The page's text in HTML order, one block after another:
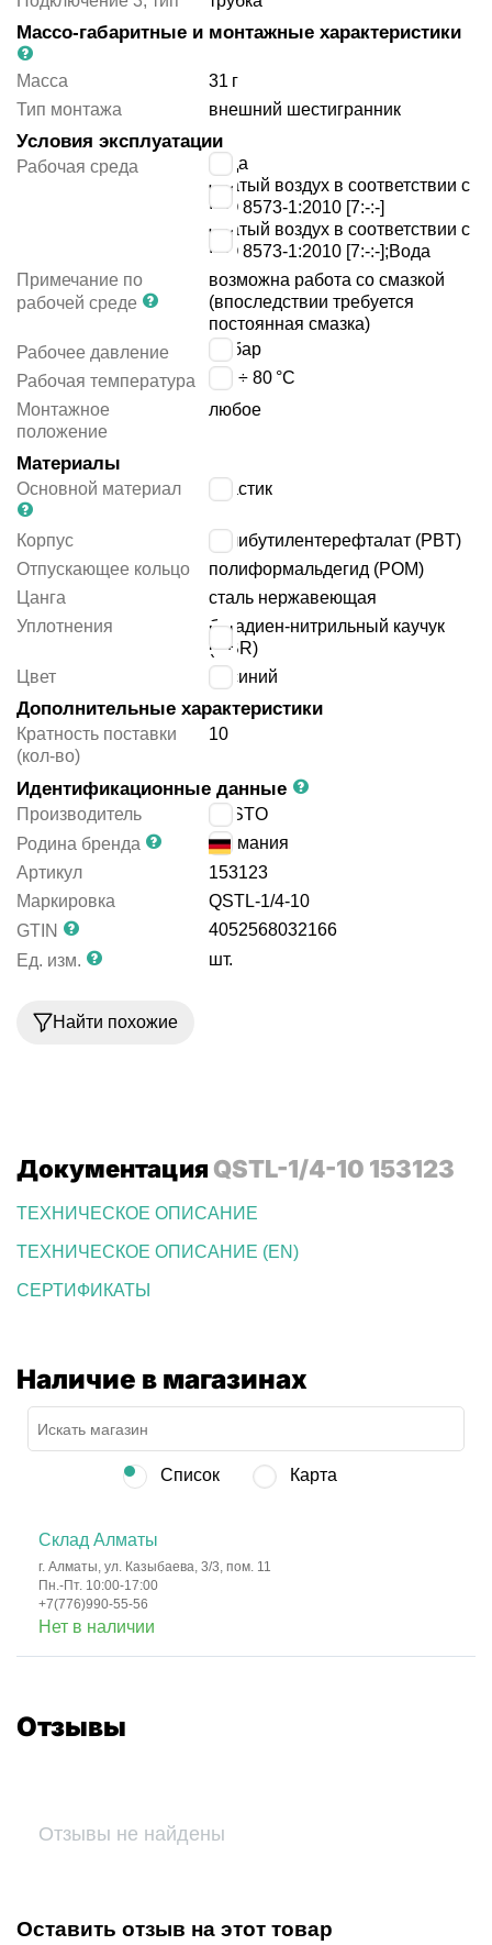
Массо-габаритные и монтажные характеристики
Масса 31 г
Тип монтажа
внешний шестигранник
Условия эксплуатации
Рабочая среда
вода
сжатый воздух в соответствии с
ISO 8573-1:2010 [7:-:-]
сжатый воздух в соответствии с
ISO 8573-1:2010 [7:-:-];Вода
Примечание по
рабочей среде
возможна работа со смазкой
(впоследствии требуется
постоянная смазка)
Рабочее давление
бар
Рабочая температура
-10 ÷ 80 °C
Монтажное
положение
любое
Материалы
Основной материал пластик
Корпус
полибутилентерефталат (PBT)
Отпускающее кольцо
полиформальдегид (POM)
Цанга
сталь нержавеющая
Уплотнения
бутадиен-нитрильный каучук
(NBR)
Цвет
синий
Дополнительные характеристики
Кратность поставки
(кол-во)
10
Идентификационные данные
Производитель
FESTO
Родина бренда
Германия
Артикул
153123
Маркировка
QSTL-1/4-10
GTIN
4052568032166
Ед. изм.
шт.
Найти похожие
Документация QSTL-1/4-10 153123
ТЕХНИЧЕСКОЕ ОПИСАНИЕ
ТЕХНИЧЕСКОЕ ОПИСАНИЕ (EN)
СЕРТИФИКАТЫ
Наличие в магазинах
Список Карта
Склад Алматы
г. Алматы, ул. Казыбаева, 3/3, пом. 11
Пн.-Пт. 10:00-17:00
+7(776)990-55-56
Нет в наличии
Отзывы
Отзывы не найдены
Оставить отзыв на этот товар